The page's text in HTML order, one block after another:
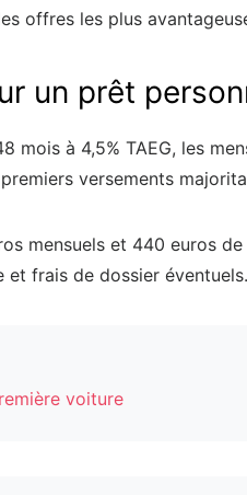
offres les plus
un prêt
mois à 4,5% TAEG, les
versements
mensuels et 440 euros
frais de dossier éventuels.
voiture